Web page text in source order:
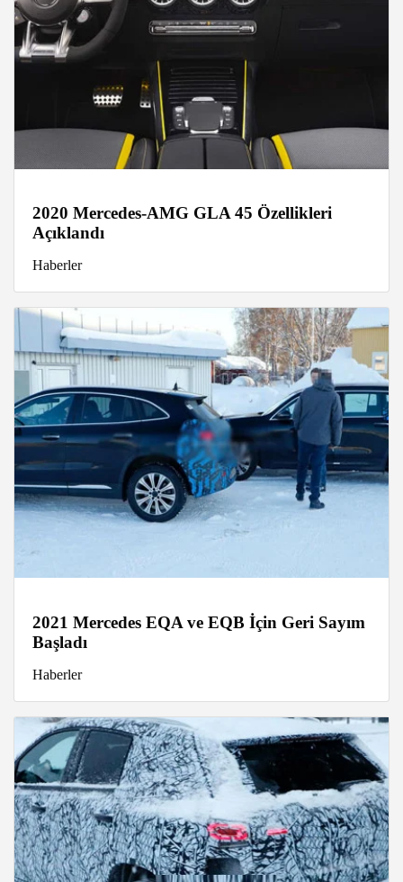
2020 Mercedes-AMG GLA 45 Özellikleri
Açıklandı
Haberler
2021 Mercedes EQA ve EQB İçin Geri Sayım
Başladı
Haberler